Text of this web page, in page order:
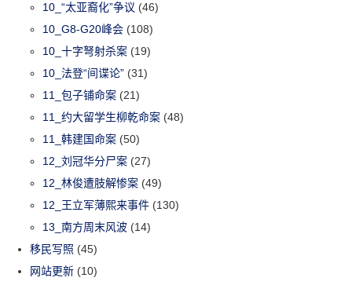
10_“太亚裔化”争议 (46)
10_G8-G20峰会 (108)
10_十字弩射杀案 (19)
10_法登“间谍论” (31)
11_包子铺命案 (21)
11_约大留学生柳乾命案 (48)
11_韩建国命案 (50)
12_刘冠华分尸案 (27)
12_林俊遭肢解惨案 (49)
12_王立军薄熙来事件 (130)
13_南方周末风波 (14)
移民写照 (45)
网站更新 (10)